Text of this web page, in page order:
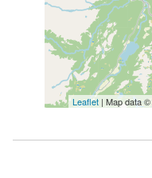
Leaflet | Map data ©